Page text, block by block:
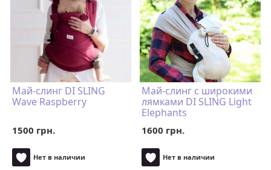
Май-слинг DI SLING
Wave Raspberry
1500 грн.
Нет в наличии
Май-слинг с широкими
лямками DI SLING Light
Elephants
1600 грн.
Нет в наличии